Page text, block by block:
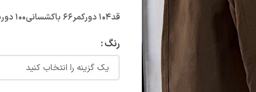
قد۱۰۴ دورکمر۶۶ باکشسانی۱۰۰ دورباسن۱۱۰ دورران۶۴ فاق۳۵ دوردمپا۴۰
رنگ